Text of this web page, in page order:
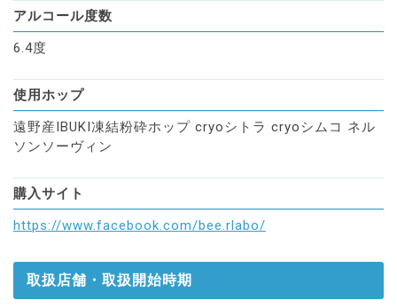
アルコール度数
6.4度
使用ホップ
遠野産IBUKI凍結粉砕ホップ cryoシトラ cryoシムコ ネル
ソンソーヴィン
購入サイト
https://www.facebook.com/bee.rlabo/
取扱店舗・取扱開始時期